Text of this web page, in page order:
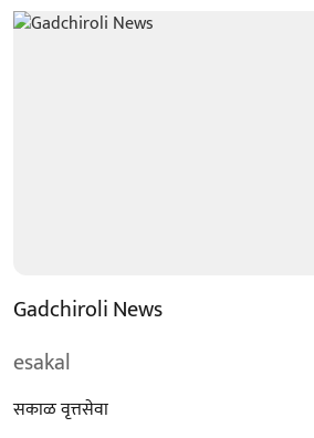
Gadchiroli News
esakal
सकाळ वृत्तसेवा